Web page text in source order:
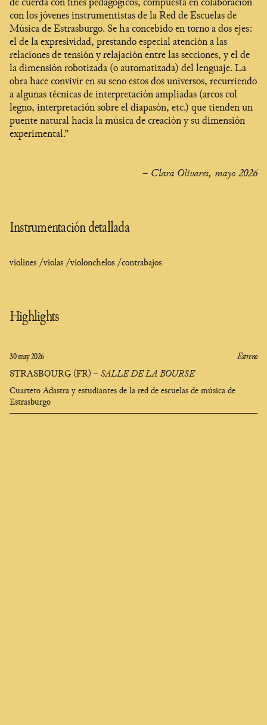
de cuerda con fines pedagógicos, compuesta en colaboración
con los jóvenes instrumentistas de la Red de Escuelas de
Música de Estrasburgo. Se ha concebido en torno a dos ejes:
el de la expresividad, prestando especial atención a las
relaciones de tensión y relajación entre las secciones, y el de
la dimensión robotizada (o automatizada) del lenguaje. La
obra hace convivir en su seno estos dos universos, recurriendo
a algunas técnicas de interpretación ampliadas (arcos col
legno, interpretación sobre el diapasón, etc.) que tienden un
puente natural hacia la música de creación y su dimensión
experimental.”
– Clara Olivares, mayo 2026
Instrumentación detallada
violines /violas /violonchelos /contrabajos
Highlights
30 may 2026
STRASBOURG (FR) –SALLE DE LA BOURSE
Cuarteto Adastra y estudiantes de la red de escuelas de música de
Estrasburgo
Estreno